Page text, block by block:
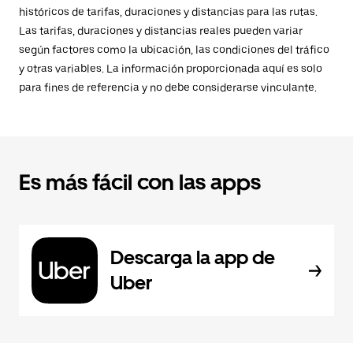
históricos de tarifas, duraciones y distancias para las rutas.
Las tarifas, duraciones y distancias reales pueden variar
según factores como la ubicación, las condiciones del tráfico
y otras variables. La información proporcionada aquí es solo
para fines de referencia y no debe considerarse vinculante.
Es más fácil con las apps
Descarga la app de
Uber